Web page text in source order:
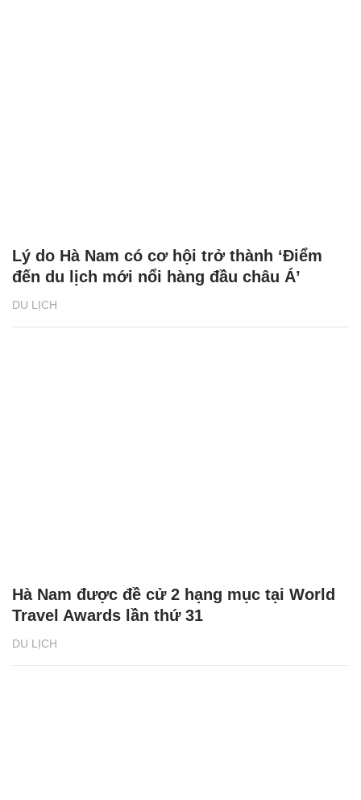
DU LỊCH
Lý do Hà Nam có cơ hội trở thành ‘Điểm
đến du lịch mới nổi hàng đầu châu Á’
DU LỊCH
Hà Nam được đề cử 2 hạng mục tại World
Travel Awards lần thứ 31